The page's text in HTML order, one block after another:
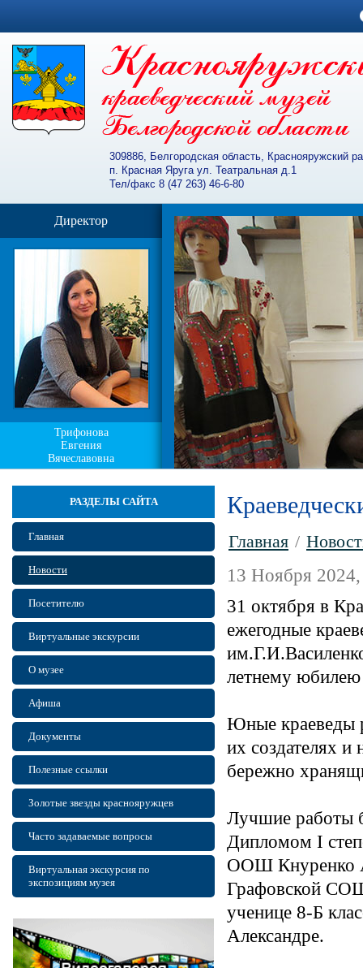
309886, Белгородская область, Краснояружский
п. Красная Яруга ул. Театральная д.1
Тел/факс 8 (47 263) 46-6-80
Директор
Трифонова
Евгения
Вячеславовна
РАЗДЕЛЫ САЙТА
Главная
Новости
Посетителю
Виртуальные экскурсии
О музее
Афиша
Документы
Полезные ссылки
Золотые звезды краснояружцев
Часто задаваемые вопросы
Виртуальная экскурсия по
экспозициям музея
Главная /
13 Ноября
31 октября в
ежегодные
летнему юбилею
Юные краеведы
их создателях
бережно
Лучшие работы
Дипломом I
ООШ Кнуренко
Графовской
ученице 8-Б
Александре.